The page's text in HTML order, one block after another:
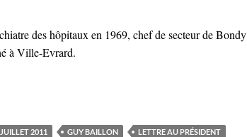
des hôpitaux en 1969, chef de secteur de Bondy
à Ville-Evrard.
2011 GUY BAILLON
LETTRE AU PRÉSIDENT